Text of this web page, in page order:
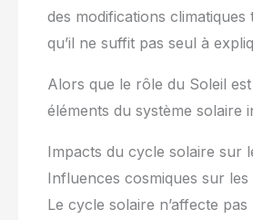
des modifications
qu’il ne suffit pas seul à
Alors que le rôle du Soleil
éléments du système solaire
Impacts du cycle solaire sur
Influences cosmiques sur les
Le cycle solaire n’affecte